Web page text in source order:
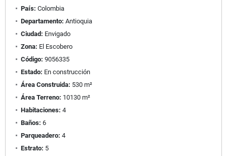
País: Colombia
Departamento: Antioquia
Ciudad: Envigado
Zona: El Escobero
Código: 9056335
Estado: En construcción
Área Construida: 530 m²
Área Terreno: 10130 m²
Habitaciones: 4
Baños: 6
Parqueadero: 4
Estrato: 5